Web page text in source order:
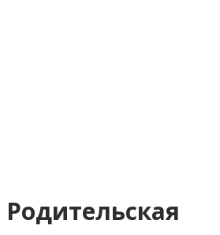
Родительская